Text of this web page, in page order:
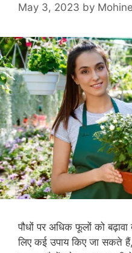
May 3, 2023 by
पौधों पर अधिक फूलों को
लिए कई उपाय किए जा सकते